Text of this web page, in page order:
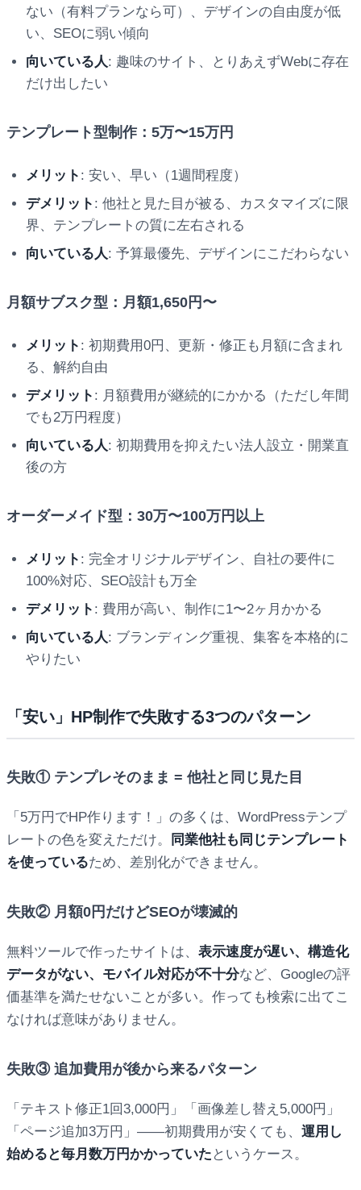
ない（有料プランなら可）、デザインの自由度が低
い、SEOに弱い傾向
向いている人: 趣味のサイト、とりあえずWebに存在
だけ出したい
テンプレート型制作：5万〜15万円
メリット : 安い、早い（1週間程度）
デメリット : 他社と見た目が被る、カスタマイズに限
界、テンプレートの質に左右される
向いている人: 予算最優先、デザインにこだわらない
月額サブスク型：月額1,650円〜
メリット : 初期費用0円、更新・修正も月額に含まれ
る、解約自由
デメリット : 月額費用が継続的にかかる（ただし年間
でも2万円程度）
向いている人: 初期費用を抑えたい法人設立・開業直
後の方
オーダーメイド型：30万〜100万円以上
メリット : 完全オリジナルデザイン、自社の要件に
100%対応、SEO設計も万全
デメリット : 費用が高い、制作に1〜2ヶ月かかる
向いている人: ブランディング重視、集客を本格的に
やりたい
「安い」HP制作で失敗する3つのパターン
失敗① テンプレそのまま = 他社と同じ見た目
「5万円でHP作ります！」の多くは、WordPressテンプ
レートの色を変えただけ。
同業他社も同じテンプレート
を使っているため、差別化ができません。
失敗② 月額0円だけどSEOが壊滅的
無料ツールで作ったサイトは、 表示速度が遅い、構造化
データがない、モバイル対応が不十分など、Googleの評
価基準を満たせないことが多い。作っても検索に出てこ
なければ意味がありません。
失敗③ 追加費用が後から来るパターン
「テキスト修正1回3,000円」「画像差し替え5,000円」
「ページ追加3万円」——初期費用が安くても、 運用し
始めると毎月数万円かかっていた というケース。